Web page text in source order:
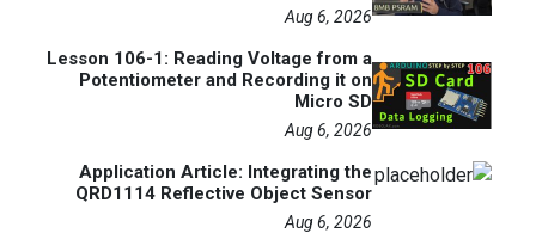
Aug 6, 2026
Lesson 106-1: Reading Voltage from a
Potentiometer and Recording it on
Micro SD
Aug 6, 2026
Application Article: Integrating the
QRD1114 Reflective Object Sensor
Aug 6, 2026